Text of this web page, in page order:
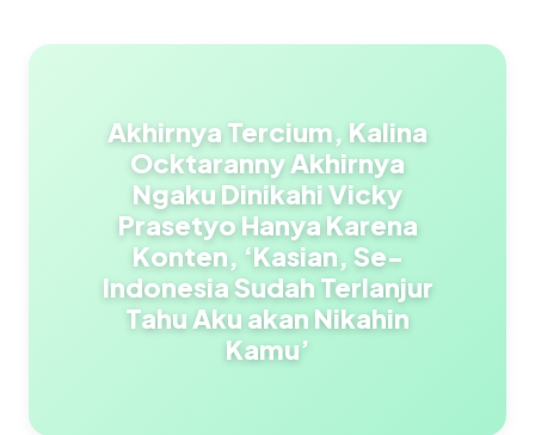
Akhirnya Tercium, Kalina
Ocktaranny Akhirnya
Ngaku Dinikahi Vicky
Prasetyo Hanya Karena
Konten, ‘Kasian, Se-
Indonesia Sudah Terlanjur
Tahu Aku akan Nikahin
Kamu’